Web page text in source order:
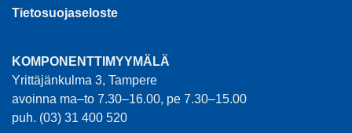
Tietosuojaseloste
KOMPONENTTIMYYMÄLÄ
Yrittäjänkulma 3, Tampere
avoinna ma–to 7.30–16.00, pe 7.30–15.00
puh. (03) 31 400 520